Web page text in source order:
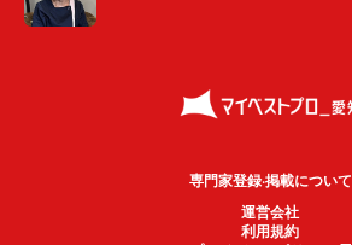
専門家登録·掲載について
運営会社
利用規約